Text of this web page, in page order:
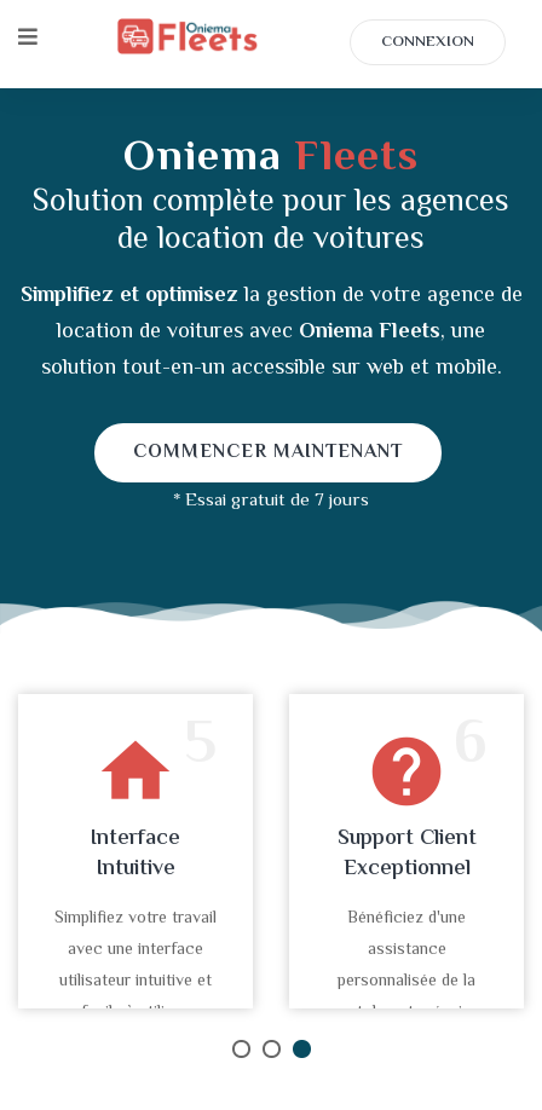
CONNEXION
Oniema Fleets
Solution complète pour les agences
de location de voitures
Simplifiez et optimisezla gestion de votre agence de
location de voitures avec Oniema Fleets, une
solution tout-en-un accessible sur web et mobile.
COMMENCER MAINTENANT
* Essai gratuit de 7 jours
home
Interface
Intuitive
Simplifiez votre travail
avec une interface
utilisateur intuitive et
facile à utiliser.
help
Support Client
Exceptionnel
Bénéficiez d'une
assistance
personnalisée de la
part de notre équipe